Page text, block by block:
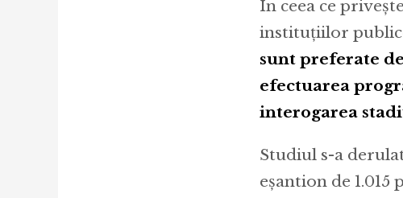
În ceea ce
instituțiilor
sunt preferate
efectuarea
interogarea
Studiul s-a
eşantion de 1.015